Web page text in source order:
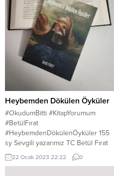
Heybemden Dökülen Öyküler
#OkudumBitti #KitapYorumum
#BetülFırat
#HeybemdenDökülenÖyküler 155
sy Sevgili yazarımız TC Betül Fırat
‘ın masal tadında olan kalemini ve
kendisine hayran kalmamı sağlayan
22 Ocak 2023 22:22 0